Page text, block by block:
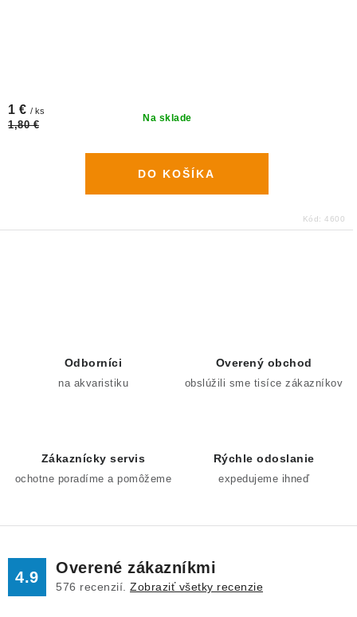
Na sklade
1 € / ks
1,80 €
DO KOŠÍKA
Kód: 4600
k
Odborníci
na akvaristiku
Overený obchod
obslúžili sme tisíce zákazníkov
Zákaznícky servis
ochotne poradíme a pomôžeme
Rýchle odoslanie
expedujeme ihneď
4.9
Overené zákazníkmi
576 recenzií. Zobraziť všetky recenzie